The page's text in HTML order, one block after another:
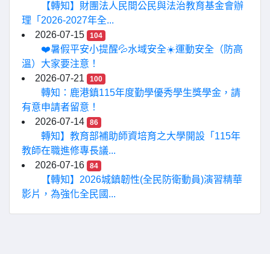
【轉知】財團法人民間公民與法治教育基金會辦
理「2026-2027年全...
2026-07-15
104
❤️暑假平安小提醒💦水域安全☀️運動安全（防高
溫）大家要注意！
2026-07-21
100
轉知：鹿港鎮115年度勤學優秀學生獎學金，請
有意申請者留意！
2026-07-14
86
轉知】教育部補助師資培育之大學開設「115年
教師在職進修專長議...
2026-07-16
84
【轉知】2026城鎮韌性(全民防衛動員)演習精華
影片，為強化全民國...